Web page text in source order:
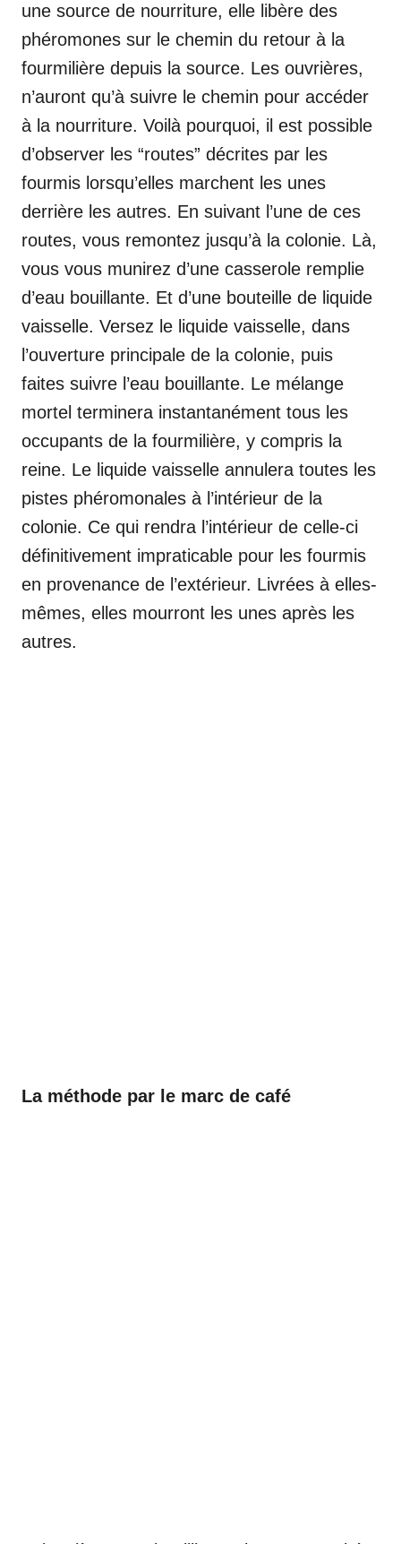
une source de nourriture, elle libère des
phéromones sur le chemin du retour à la
fourmilière depuis la source. Les ouvrières,
n’auront qu’à suivre le chemin pour accéder
à la nourriture. Voilà pourquoi, il est possible
d’observer les “routes” décrites par les
fourmis lorsqu’elles marchent les unes
derrière les autres. En suivant l’une de ces
routes, vous remontez jusqu’à la colonie. Là,
vous vous munirez d’une casserole remplie
d’eau bouillante. Et d’une bouteille de liquide
vaisselle. Versez le liquide vaisselle, dans
l’ouverture principale de la colonie, puis
faites suivre l’eau bouillante. Le mélange
mortel terminera instantanément tous les
occupants de la fourmilière, y compris la
reine. Le liquide vaisselle annulera toutes les
pistes phéromonales à l’intérieur de la
colonie. Ce qui rendra l’intérieur de celle-ci
définitivement impraticable pour les fourmis
en provenance de l’extérieur. Livrées à elles-
mêmes, elles mourront les unes après les
autres.
La méthode par le marc de café